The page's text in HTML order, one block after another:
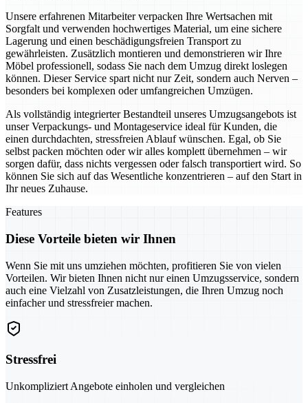
Unsere erfahrenen Mitarbeiter verpacken Ihre Wertsachen mit
Sorgfalt und verwenden hochwertiges Material, um eine sichere
Lagerung und einen beschädigungsfreien Transport zu
gewährleisten. Zusätzlich montieren und demonstrieren wir Ihre
Möbel professionell, sodass Sie nach dem Umzug direkt loslegen
können. Dieser Service spart nicht nur Zeit, sondern auch Nerven –
besonders bei komplexen oder umfangreichen Umzügen.
Als vollständig integrierter Bestandteil unseres Umzugsangebots ist
unser Verpackungs- und Montageservice ideal für Kunden, die
einen durchdachten, stressfreien Ablauf wünschen. Egal, ob Sie
selbst packen möchten oder wir alles komplett übernehmen – wir
sorgen dafür, dass nichts vergessen oder falsch transportiert wird. So
können Sie sich auf das Wesentliche konzentrieren – auf den Start in
Ihr neues Zuhause.
Features
Diese Vorteile bieten wir Ihnen
Wenn Sie mit uns umziehen möchten, profitieren Sie von vielen
Vorteilen. Wir bieten Ihnen nicht nur einen Umzugsservice, sondern
auch eine Vielzahl von Zusatzleistungen, die Ihren Umzug noch
einfacher und stressfreier machen.
Stressfrei
Unkompliziert Angebote einholen und vergleichen